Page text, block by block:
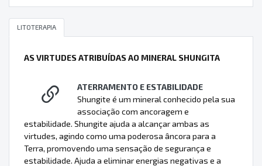
LITOTERAPIA
AS VIRTUDES ATRIBUÍDAS AO MINERAL SHUNGITA
ATERRAMENTO E ESTABILIDADE
Shungite é um mineral conhecido pela sua
associação com ancoragem e
estabilidade. Shungite ajuda a alcançar ambas as
virtudes, agindo como uma poderosa âncora para a
Terra, promovendo uma sensação de segurança e
estabilidade. Ajuda a eliminar energias negativas e a